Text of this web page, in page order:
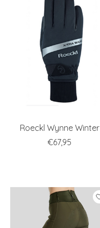
Roeckl Wynne Winter
€67,95